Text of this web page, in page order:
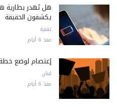
هل تُهدر بطارية
يكشفون الحقيقة
تقنية
منذ 6 أيام
إعتصام لوضع
لبنان
منذ 6 أيام